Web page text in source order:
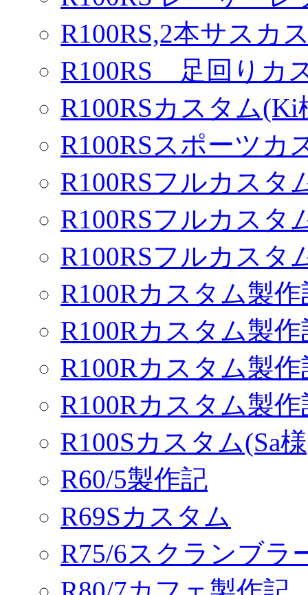
R100RS,2本サスカ
R100RS 足回りカ
R100RSカスタム(Ki
R100RSスポーツカ
R100RSフルカスタ
R100RSフルカスタ
R100RSフルカスタ
R100Rカスタム製作
R100Rカスタム製作
R100Rカスタム製作
R100Rカスタム製
R100Sカスタム(Sa
R60/5製作記
R69Sカスタム
R75/6スクランブラ